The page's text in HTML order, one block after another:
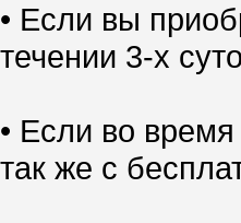
• Если вы
течении 3-х
• Если во
так же с